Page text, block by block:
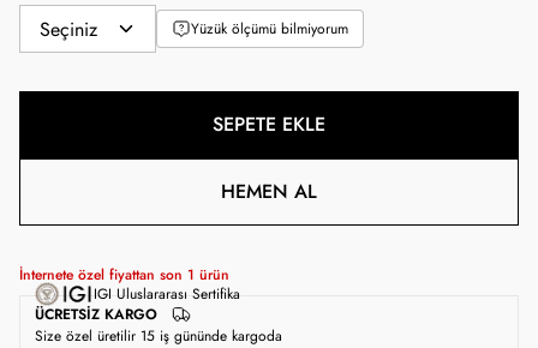
Yüzük ölçümü bilmiyorum
SEPETE EKLE
HEMEN AL
İnternete özel fiyattan son 1 ürün
ÜCRETSIZ KARGO
IGI Uluslararası Sertifika
Size özel üretilir 15 iş gününde kargoda